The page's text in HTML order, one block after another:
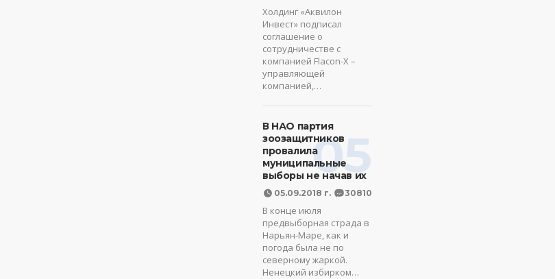
Холдинг «Аквилон
Инвест» подписал
соглашение о
сотрудничестве с
компанией Flacon-X –
управляющей
компанией,…
05
В НАО партия
зоозащитников
провалила
муниципальные
выборы не начав их
05.09.2018 г. 30810
В конце июля
предвыборная страда в
Нарьян-Маре, как и
погода была не по
северному жаркой.
Ненецкий избирком…